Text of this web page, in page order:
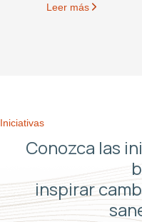
Leer más
Iniciativas
Conozca las
inspirar